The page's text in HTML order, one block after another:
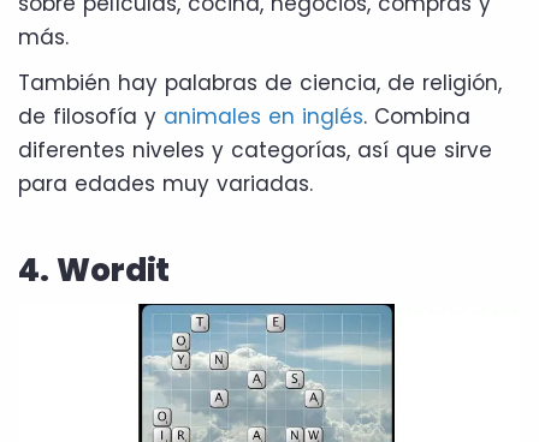
más.
También hay palabras de ciencia, de religión,
de filosofía y animales en inglés. Combina
diferentes niveles y categorías, así que sirve
para edades muy variadas.
4. Wordit